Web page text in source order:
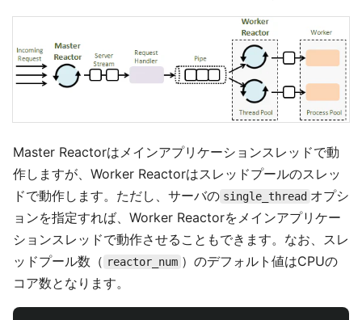
Master Reactorはメインアプリケーションスレッドで動
作しますが、Worker Reactorはスレッドプールのスレッ
ドで動作します。ただし、サーバの single_thread オプシ
ョンを指定すれば、Worker Reactorをメインアプリケー
ションスレッドで動作させることもできます。なお、スレ
ッドプール数（ reactor_num ）のデフォルト値はCPUの
コア数となります。